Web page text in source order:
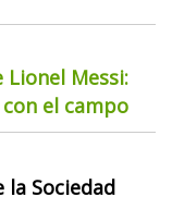
Lionel Messi:
el campo
la Sociedad